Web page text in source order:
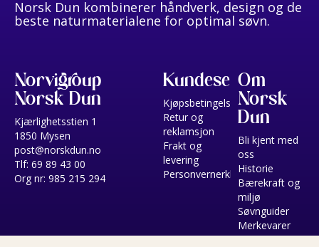
Norsk Dun kombinerer håndverk, design og de
beste naturmaterialene for optimal søvn.
Norvigroup
Norsk Dun
Kjærlighetsstien 1
1850 Mysen
post@norskdun.no
Tlf: 69 89 43 00
Org nr: 985 215 294
Kundeservice
Kjøpsbetingelser
Retur og
reklamsjon
Frakt og
levering
Personvernerklæring
Om
Norsk
Dun
Bli kjent med
oss
Historie
Bærekraft og
miljø
Søvnguider
Merkevarer
Salg